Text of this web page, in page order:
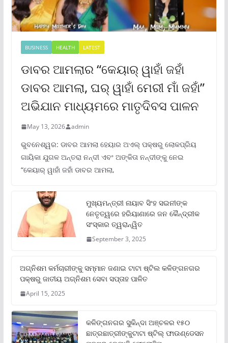
BUSINESS HEALTH LATEST
ଡାବର ଆମଲାର “କେୟାର୍ ୱାହାଁ ଜହାଁ
ଡାବର ଆମଲା, ଘର୍ ୱାହାଁ ମେରୀ ମାଁ ଜହାଁ”
ଅଭିଯାନ ମାଧ୍ୟମରେ ମାତୃଦିବସ ପାଳନ
May 13, 2026 admin
ଭୁବନେଶ୍ୱର: ଡାବର ଆମଲା ହେୟାର ଅଏଲ୍ ପକ୍ଷରୁ ଲୋକପ୍ରିୟ
ଗାୟିକା ଯୁଗଳ ଅନ୍ତରା ନନ୍ଦୀ ଏବଂ ଅଙ୍କିତା ନନ୍ଦୀଙ୍କୁ ନେଇ
“କେୟାର୍ ୱାହାଁ ଜହାଁ ଡାବର ଆମଲା,
ମୁଖ୍ୟମନ୍ତ୍ରୀ ନାୟାବ ସିଂହ ସଇନୀଙ୍କ
ନେତୃତ୍ୱରେ ହରିୟାଣାରେ ଜନ କୈନ୍ଦ୍ରୀକ
ସଂସ୍କାର ତ୍ୱରାନ୍ୱିତ
September 3, 2025
ଅଗ୍ନିଶମ କର୍ମଚାରୀଙ୍କୁ ସମ୍ମାନ ଜଣାଇ ଟାଟା ଷ୍ଟିଲ କଳିଙ୍ଗନଗର
ପକ୍ଷରୁ ଜାତୀୟ ଅଗ୍ନିଶମ ସେବା ସପ୍ତାହ ପାଳିତ
April 15, 2025
କଳିଙ୍ଗନଗର ସୁକିନ୍ଦା ଅଞ୍ଚଳର ୧୫୦
ଛାତ୍ରଛାତ୍ରୀଙ୍କୁଟାଟା ଷ୍ଟିଲ୍ ଫାଉଣ୍ଡେସନ